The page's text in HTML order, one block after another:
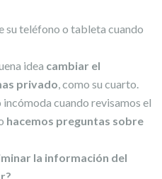
su teléfono o tableta cuando
idea cambiar el
privado , como su cuarto.
cuando revisamos el
hacemos preguntas sobre
la información del